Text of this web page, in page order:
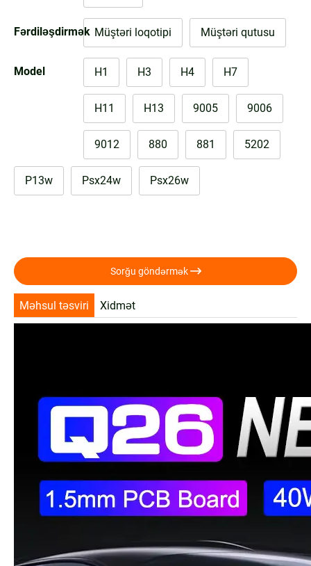
Fərdiləşdirmək Müştəri loqotipi Müştəri qutusu
Model H1 H3 H4 H7
H11 H13 9005 9006
9012 880 881 5202
P13w Psx24w Psx26w
Sorğu göndərmək
Məhsul təsviri Xidmət